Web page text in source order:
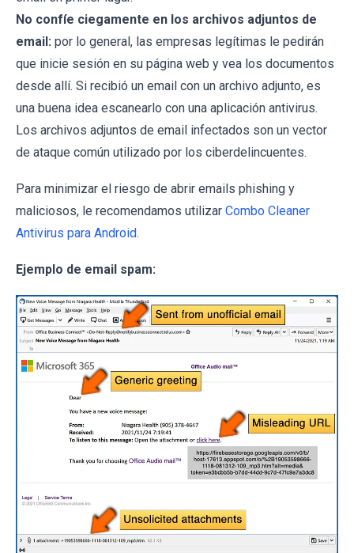
No confíe ciegamente en los archivos adjuntos de
email: por lo general, las empresas legítimas le pedirán
que inicie sesión en su página web y vea los documentos
desde allí. Si recibió un email con un archivo adjunto, es
una buena idea escanearlo con una aplicación antivirus.
Los archivos adjuntos de email infectados son un vector
de ataque común utilizado por los ciberdelincuentes.
Para minimizar el riesgo de abrir emails phishing y
maliciosos, le recomendamos utilizar Combo Cleaner
Antivirus para Android.
Ejemplo de email spam: